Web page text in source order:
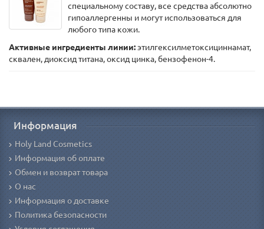
специальному составу, все средства абсолютно
гипоаллергенны и могут использоваться для
любого типа кожи.
Активные ингредиенты линии:этилгексилметоксициннамат,
сквален, диоксид титана, оксид цинка, бензофенон-4.
Информация
Holy Land Cosmetics
Информация об оплате
Обмен и возврат товара
О нас
Информация о доставке
Политика безопасности